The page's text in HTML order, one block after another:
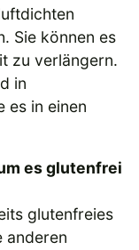
Sie können es
zu verlängern.
in
es in einen
es glutenfrei
glutenfreies
anderen